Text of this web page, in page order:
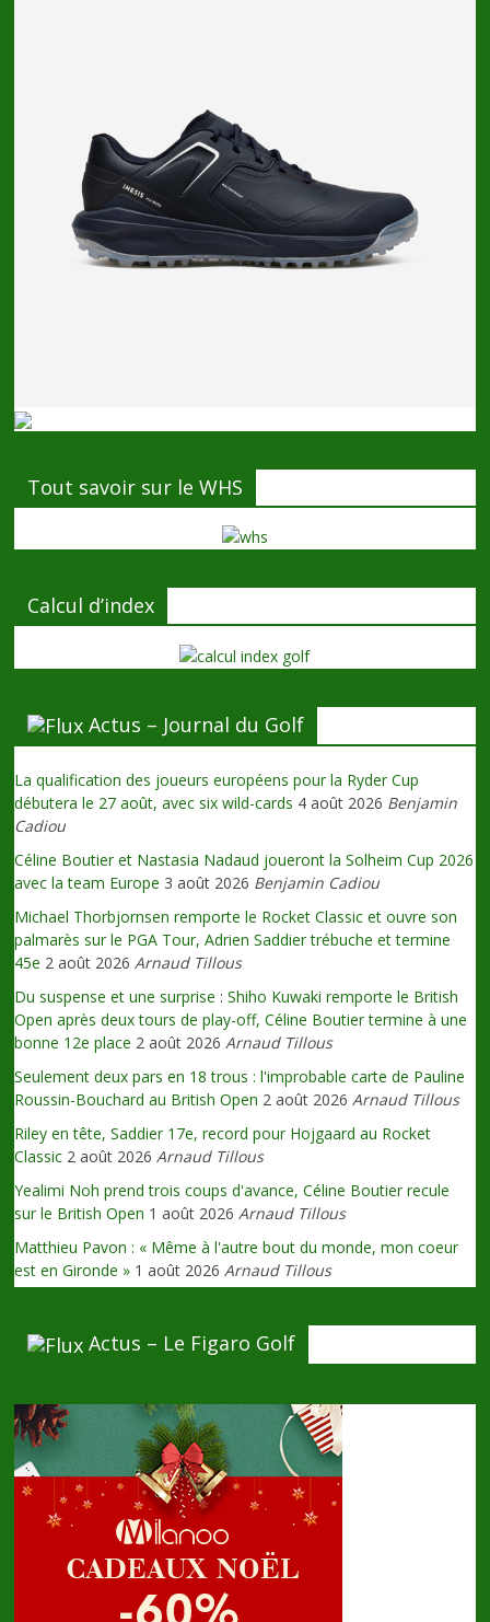
Tout savoir sur le WHS
Calcul d’index
Actus – Journal du Golf
La qualification des joueurs européens pour la Ryder Cup
débutera le 27 août, avec six wild-cards 4 août 2026 Benjamin
Cadiou
Céline Boutier et Nastasia Nadaud joueront la Solheim Cup 2026
avec la team Europe 3 août 2026 Benjamin Cadiou
Michael Thorbjornsen remporte le Rocket Classic et ouvre son
palmarès sur le PGA Tour, Adrien Saddier trébuche et termine
45e 2 août 2026 Arnaud Tillous
Du suspense et une surprise : Shiho Kuwaki remporte le British
Open après deux tours de play-off, Céline Boutier termine à une
bonne 12e place 2 août 2026 Arnaud Tillous
Seulement deux pars en 18 trous : l'improbable carte de Pauline
Roussin-Bouchard au British Open 2 août 2026 Arnaud Tillous
Riley en tête, Saddier 17e, record pour Hojgaard au Rocket
Classic 2 août 2026 Arnaud Tillous
Yealimi Noh prend trois coups d'avance, Céline Boutier recule
sur le British Open 1 août 2026 Arnaud Tillous
Matthieu Pavon : « Même à l'autre bout du monde, mon coeur
est en Gironde » 1 août 2026 Arnaud Tillous
Actus – Le Figaro Golf